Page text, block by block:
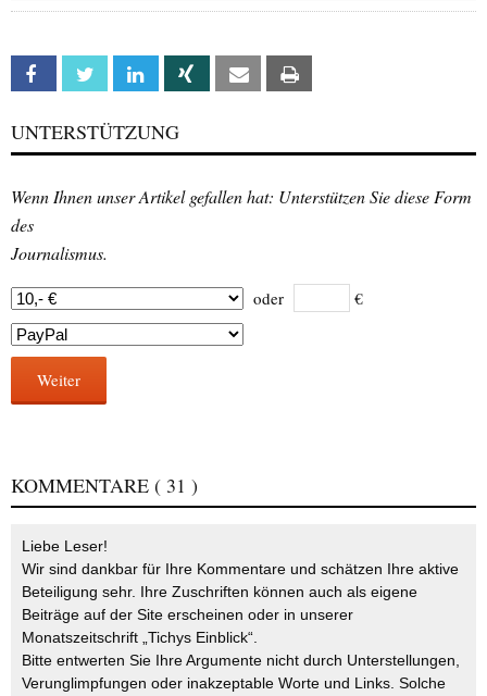
Facebook Twitter Linkedin Xing Email
UNTERSTÜTZUNG
Wenn Ihnen unser Artikel gefallen hat: Unterstützen Sie diese Form
des
Journalismus.
oder €
Weiter
KOMMENTARE ( 31 )
Liebe Leser!
Wir sind dankbar für Ihre Kommentare und schätzen Ihre aktive
Beteiligung sehr. Ihre Zuschriften können auch als eigene
Beiträge auf der Site erscheinen oder in unserer
Monatszeitschrift „Tichys Einblick“.
Bitte entwerten Sie Ihre Argumente nicht durch Unterstellungen,
Verunglimpfungen oder inakzeptable Worte und Links. Solche